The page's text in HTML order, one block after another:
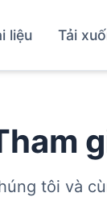
liệu Tải
tôi và